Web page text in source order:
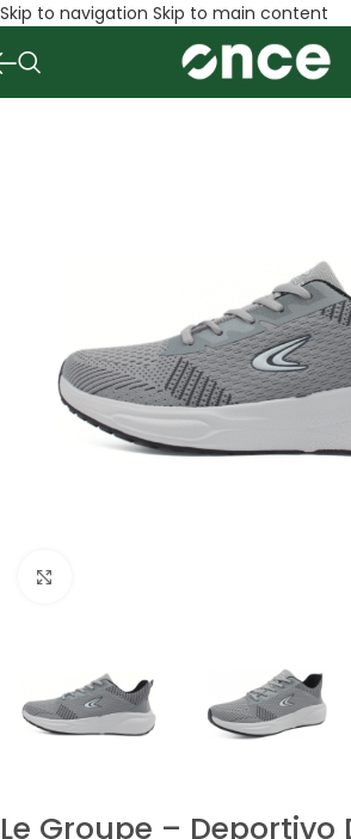
Skip to navigation Skip to main content
Le Groupe – Deportivo